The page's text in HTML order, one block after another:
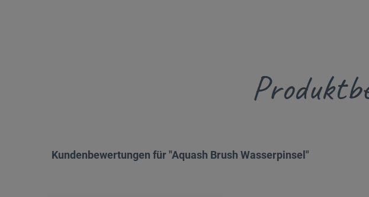
Kundenbewertungen für "Aquash Brush Wasserpinsel"